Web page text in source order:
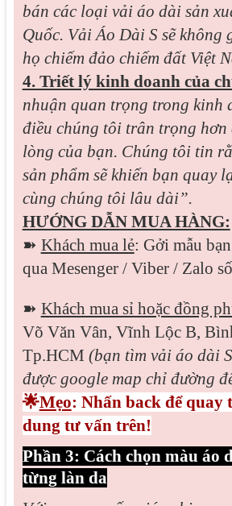
bán các loại vải áo dài sản
Quốc. Vải Áo Dài S sẽ không
họ chiếm đảo chiếm đất Việt
4. Triết lý kinh doanh của
nhuận quan trọng trong kinh
điều chúng tôi trân trọng hơn
lòng của bạn. Chúng tôi tin
sản phẩm sẽ khiến bạn quay
cùng chúng tôi lâu dài”.
HƯỚNG DẪN MUA HÀNG:
➽ Khách mua lẻ: Gởi mẫu
qua Mesenger / Viber / Zalo
➽ Khách mua sỉ hoặc đồng
Võ Văn Vân, Vĩnh Lộc B,
Tp.HCM (bạn tìm vải áo dài
được google map chỉ đường
🌟Mẹo: Nhấn back để quay
dung tư vấn trên!
Phần 3: Cách chọn màu áo
từng làn da